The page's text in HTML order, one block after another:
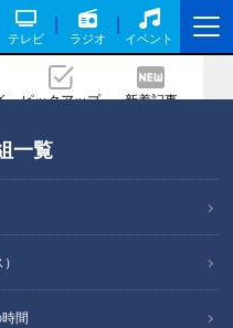
テレビ ラジオ イベント
ピックアップ 新着記事
一覧
間